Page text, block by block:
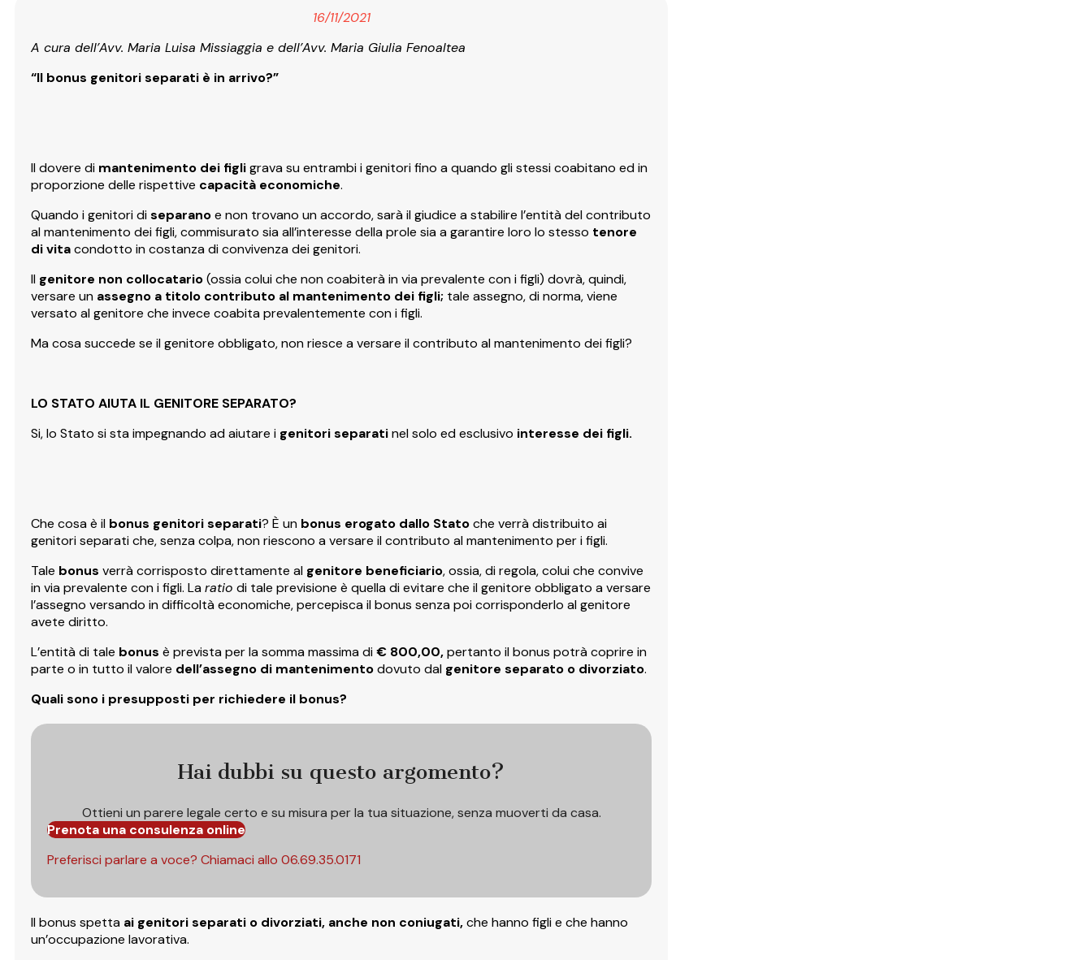
16/11/2021
A cura dell’Avv. Maria Luisa Missiaggia e dell’Avv. Maria Giulia Fenoaltea
“Il bonus genitori separati è in arrivo?”
Il dovere di mantenimento dei figligrava su entrambi i genitori fino a quando gli stessi coabitano ed in
proporzione delle rispettive capacità economiche.
Quando i genitori diseparanoe non trovano un accordo, sarà il giudice a stabilire l’entità del contributo
al mantenimento dei figli, commisurato sia all’interesse della prole sia a garantire loro lo stesso tenore
di vitacondotto in costanza di convivenza dei genitori.
Il genitore non collocatario(ossia colui che non coabiterà in via prevalente con i figli) dovrà, quindi,
versare un assegno a titolo contributo al mantenimento dei figli; tale assegno, di norma, viene
versato al genitore che invece coabita prevalentemente con i figli.
Ma cosa succede se il genitore obbligato, non riesce a versare il contributo al mantenimento dei figli?
LO STATO AIUTA IL GENITORE SEPARATO?
Si, lo Stato si sta impegnando ad aiutare i genitori separatinel solo ed esclusivo interesse dei figli.
Che cosa è il bonus genitori separati? È un bonus erogato dallo Statoche verrà distribuito ai
genitori separati che, senza colpa, non riescono a versare il contributo al mantenimento per i figli.
Tale bonus verrà corrisposto direttamente al genitore beneficiario, ossia, di regola, colui che convive
in via prevalente con i figli. Laratio di tale previsione è quella di evitare che il genitore obbligato a versare
l’assegno versando in difficoltà economiche, percepisca il bonus senza poi corrisponderlo al genitore
avete diritto.
L’entità di tale bonus è prevista per la somma massima di€ 800,00,pertanto il bonus potrà coprire in
parte o in tutto il valore dell’assegno di mantenimentodovuto dal genitore separato o divorziato.
Quali sono i presupposti per richiedere il bonus?
Hai dubbi su questo argomento?
Ottieni un parere legale certo e su misura per la tua situazione, senza muoverti da casa.
Prenota una consulenza online
Preferisci parlare a voce? Chiamaci allo 06.69.35.0171
Il bonus spetta ai genitori separati o divorziati, anche non coniugati,che hanno figli e che hanno
un’occupazione lavorativa.